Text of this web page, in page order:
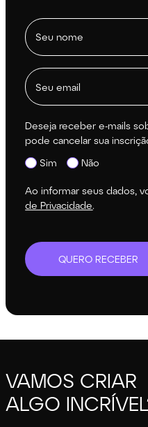
Deseja receber e-mails
pode cancelar sua
Sim
Não
Ao informar seus dados,
de Privacidade.
QUERO RECEBER
VAMOS CRIAR
ALGO